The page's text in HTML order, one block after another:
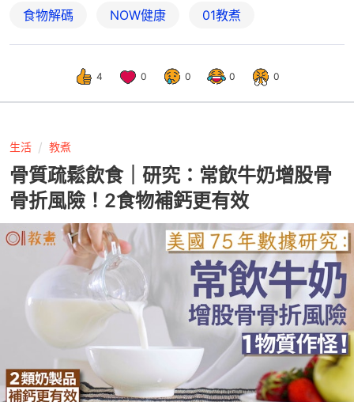
食物解碼 NOW健康 01教煮
4 0 0 0 0
生活 教煮
骨質疏鬆飲食｜研究：常飲牛奶增股骨
骨折風險！2食物補鈣更有效